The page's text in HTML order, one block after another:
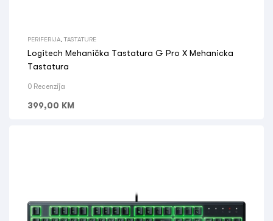
PERIFERIJA TASTATURE
Logitech Mehanička Tastatura G Pro X Mehanicka
Tastatura
0 Recenzija
399,00 KM